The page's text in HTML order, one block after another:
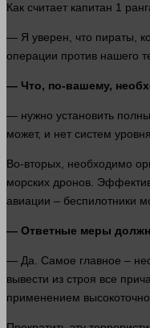
Как считает капитан 1
— Я уверен, что пираты,
операции против нашего
— Что, по-вашему,
— нужно установить
может, и нет систем
Во-вторых, необходимо
морских дронов.
авиации – беспилотники
— Ответные меры
— Да. Самое главное –
вывести из строя все
применением